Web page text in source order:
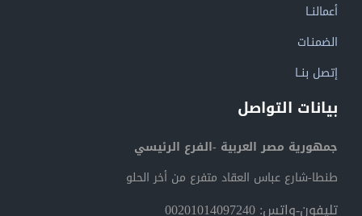
أعمالنــا
الضمنـات
إتصل بنــا
بيانات التواصل
جمهورية مصر العربية -الفرع الرئيسي
طنطا-شارع عباس العقاد متفرع من أخر الحلو
تليفون-واتس: 00201014097240